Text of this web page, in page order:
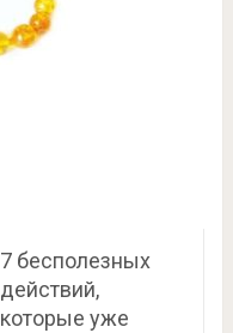
7 бесполезных
действий,
которые уже